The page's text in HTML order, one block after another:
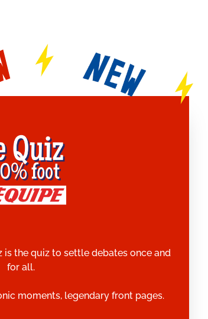
is the quiz to settle debates once and
for all.
moments, legendary front pages.